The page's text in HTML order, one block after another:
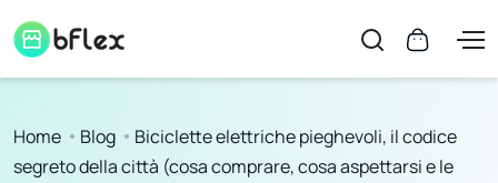
Home Blog
Biciclette elettriche pieghevoli, il codice
segreto della città (cosa comprare, cosa aspettarsi e le